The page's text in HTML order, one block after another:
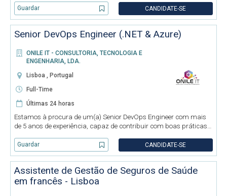
knowledge/certifications – will be an advantage; - Testing tools –
Quality Centre (HP
Guardar CANDIDATE-SE
Senior DevOps Engineer (.NET & Azure)
ONILE IT - CONSULTORIA, TECNOLOGIA E
ENGENHARIA, LDA.
Lisboa , Portugal
Full-Time
Últimas 24 horas
Estamos à procura de um(a) Senior DevOps Engineer com mais
de 5 anos de experiência, capaz de contribuir com boas práticas e
DevOps, integrando projetos desafiantes e de elevada
complexidade te
Guardar CANDIDATE-SE
Assistente de Gestão de Seguros de Saúde
em francês - Lisboa